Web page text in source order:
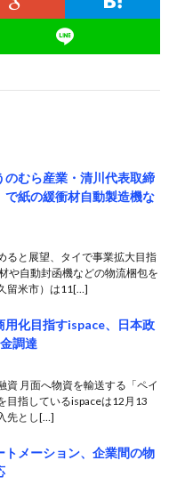
むら産業・清川代表取締
紙の緩衝材自動製造機な
ると展望、タイで事業拡大目指
や自動封函機などの物流梱包を
留米市）は11[…]
用化目指すispace、日本政
調達
資 月面へ物資を輸送する「ペイ
目指しているispaceは12月13
先とし[…]
トメーション、企業間の物